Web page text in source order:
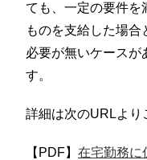
ても、一定の要件を
ものを支給した場
必要が無いケースが
す。
詳細は次のURLより
【PDF】 在宅勤務に